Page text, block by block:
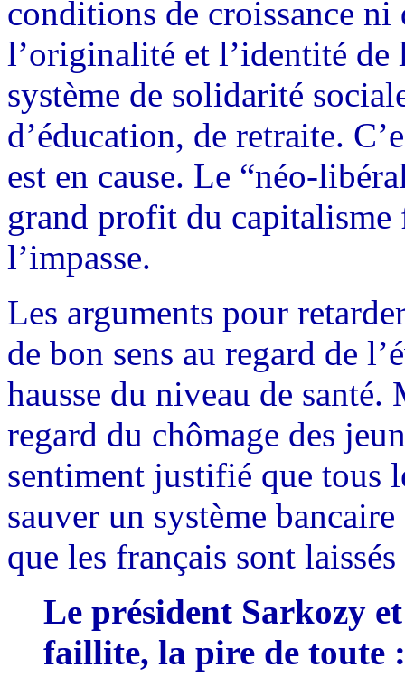
conditions de croissance
l’originalité et l’identité de
système de solidarité
d’éducation, de retraite.
est en cause. Le “néo-
grand profit du capitalisme
l’impasse.
Les arguments pour
de bon sens au regard de
hausse du niveau de
regard du chômage des
sentiment justifié que tous
sauver un système
que les français sont
Le président Sarkozy
faillite, la pire de toute